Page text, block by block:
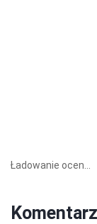
Ładowanie ocen...